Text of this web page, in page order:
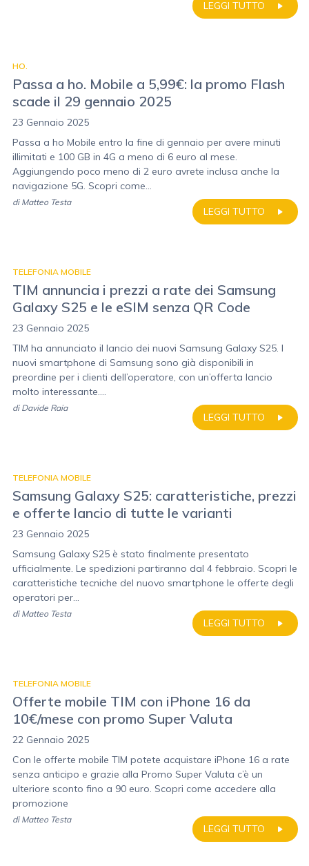
LEGGI TUTTO
HO.
Passa a ho. Mobile a 5,99€: la promo Flash
scade il 29 gennaio 2025
23 Gennaio 2025
Passa a ho Mobile entro la fine di gennaio per avere minuti
illimitati e 100 GB in 4G a meno di 6 euro al mese.
Aggiungendo poco meno di 2 euro avrete inclusa anche la
navigazione 5G. Scopri come...
LEGGI TUTTO
di Matteo Testa
TELEFONIA MOBILE
TIM annuncia i prezzi a rate dei Samsung
Galaxy S25 e le eSIM senza QR Code
23 Gennaio 2025
TIM ha annunciato il lancio dei nuovi Samsung Galaxy S25. I
nuovi smartphone di Samsung sono già disponibili in
preordine per i clienti dell’operatore, con un’offerta lancio
molto interessante....
LEGGI TUTTO
di Davide Raia
TELEFONIA MOBILE
Samsung Galaxy S25: caratteristiche, prezzi
e offerte lancio di tutte le varianti
23 Gennaio 2025
Samsung Galaxy S25 è stato finalmente presentato
ufficialmente. Le spedizioni partiranno dal 4 febbraio. Scopri le
caratteristiche tecniche del nuovo smartphone le offerte degli
operatori per...
LEGGI TUTTO
di Matteo Testa
TELEFONIA MOBILE
Offerte mobile TIM con iPhone 16 da
10€/mese con promo Super Valuta
22 Gennaio 2025
Con le offerte mobile TIM potete acquistare iPhone 16 a rate
senza anticipo e grazie alla Promo Super Valuta c’è un
ulteriore sconto fino a 90 euro. Scopri come accedere alla
promozione
LEGGI TUTTO
di Matteo Testa